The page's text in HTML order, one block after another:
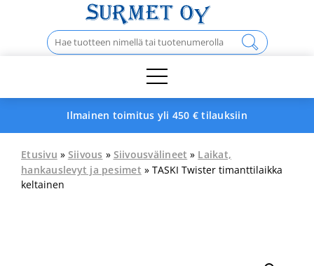
Haku:
Ilmainen toimitus yli 450 € tilauksiin
Etusivu » Siivous » Siivousvälineet » Laikat,
hankauslevyt ja pesimet » TASKI Twister timanttilaikka
keltainen